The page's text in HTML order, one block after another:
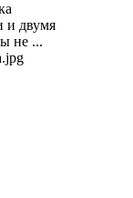
и двумя
не ...